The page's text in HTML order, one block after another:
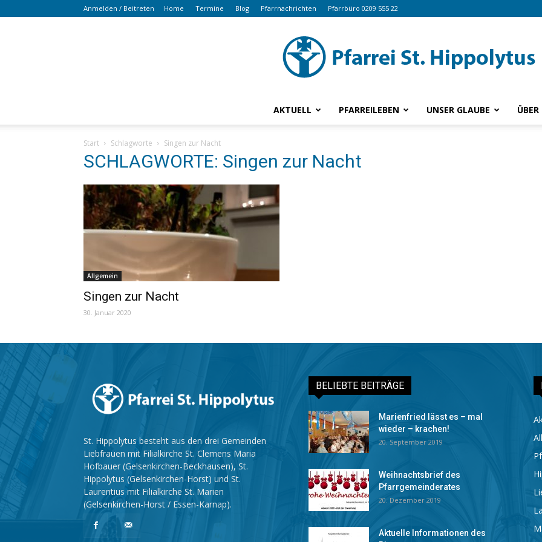
Anmelden / Beitreten Home Termine Blog Pfarrnachrichten Pfarrbüro 0209 555 22
AKTUELL PFARREILEBEN UNSER GLAUBE ÜBER
Start Schlagworte Singen zur Nacht
SCHLAGWORTE: Singen zur Nacht
Allgemein
Singen zur Nacht
30. Januar 2020
St. Hippolytus besteht aus den drei Gemeinden
Liebfrauen mit Filialkirche St. Clemens Maria
Hofbauer (Gelsenkirchen-Beckhausen), St.
Hippolytus (Gelsenkirchen-Horst) und St.
Laurentius mit Filialkirche St. Marien
(Gelsenkirchen-Horst / Essen-Karnap).
BELIEBTE BEITRÄGE
Marienfried lässt es – mal
wieder – krachen!
20. September 2019
Weihnachtsbrief des
Pfarrgemeinderates
20. Dezember 2019
Aktuelle Informationen des